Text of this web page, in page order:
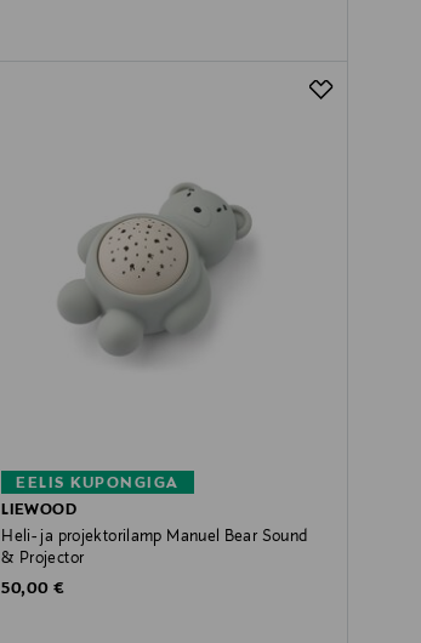
EELIS KUPONGIGA
LIEWOOD
Heli- ja projektorilamp Manuel Bear Sound
& Projector
Original Price
50,00 €